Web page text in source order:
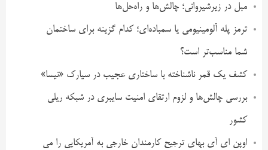
مبل در زیرشیروانی؛ چالش‌ها و راه‌حل‌ها
ترمز پله آلومینیومی یا سمباده‌ای؛ کدام گزینه برای ساختمان
شما مناسب‌تر است؟
کشف یک قمر ناشناخته با ساختاری عجیب در سیارک «نیسا»
بررسی چالش‌ها و لزوم ارتقای امنیت سایبری در شبکه ریلی
کشور
اوپن ای آی بهای ترجیح کارمندان خارجی به آمریکایی را می